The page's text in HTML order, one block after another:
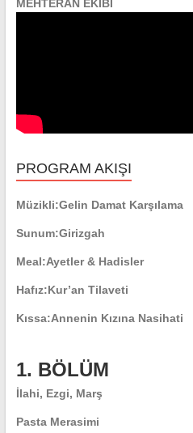
MEHTERAN EKİBİ
PROGRAM AKIŞI
Müzikli:Gelin Damat Karşılama
Sunum:Girizgah
Meal:Ayetler & Hadisler
Hafız:Kur’an Tilaveti
Kıssa:Annenin Kızına Nasihati
1. BÖLÜM
İlahi, Ezgi, Marş
Pasta Merasimi